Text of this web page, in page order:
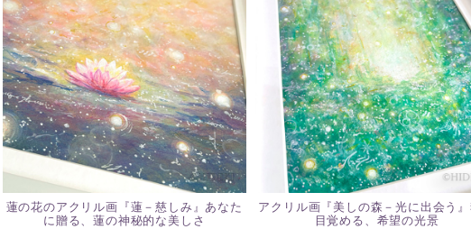
蓮の花のアクリル画『蓮－慈しみ』あなた
に贈る、蓮の神秘的な美しさ
アクリル画『美しの森－光に出会う
目覚める、希望の光景